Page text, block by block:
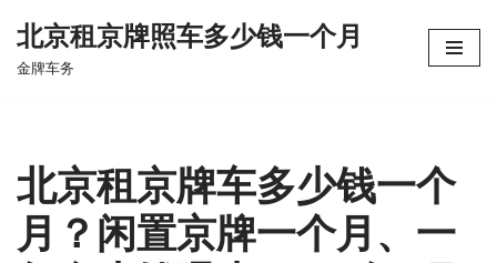
跳
北京租京牌照车多少钱一个月
金牌车务
北京租京牌车多少钱一个
月？闲置京牌一个月、一